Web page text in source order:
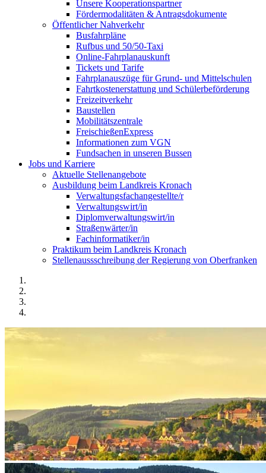
Unsere Kooperationspartner
Fördermodalitäten & Antragsdokumente
Öffentlicher Nahverkehr
Busfahrpläne
Rufbus und 50/50-Taxi
Online-Fahrplanauskunft
Tickets und Tarife
Fahrplanauszüge für Grund- und Mittelschulen
Fahrtkostenerstattung und Schülerbeförderung
Freizeitverkehr
Baustellen
Mobilitätszentrale
FreischießenExpress
Informationen zum VGN
Fundsachen in unseren Bussen
Jobs und Karriere
Aktuelle Stellenangebote
Ausbildung beim Landkreis Kronach
Verwaltungsfachangestellte/r
Verwaltungswirt/in
Diplomverwaltungswirt/in
Straßenwärter/in
Fachinformatiker/in
Praktikum beim Landkreis Kronach
Stellenaussschreibung der Regierung von Oberfranken